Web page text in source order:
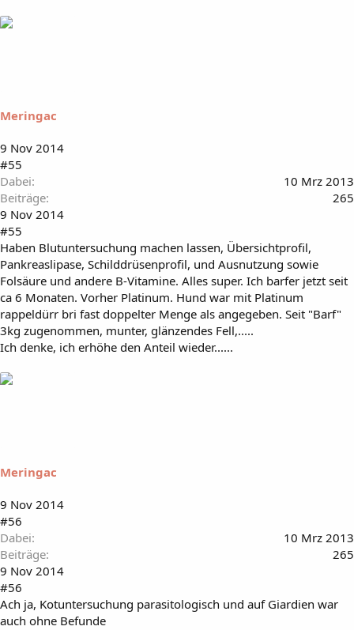
Meringac
9 Nov 2014
#55
Dabei
10 Mrz 2013
Beiträge
265
9 Nov 2014
#55
Haben Blutuntersuchung machen lassen, Übersichtprofil,
Pankreaslipase, Schilddrüsenprofil, und Ausnutzung sowie
Folsäure und andere B-Vitamine. Alles super. Ich barfer jetzt seit
ca 6 Monaten. Vorher Platinum. Hund war mit Platinum
rappeldürr bri fast doppelter Menge als angegeben. Seit "Barf"
3kg zugenommen, munter, glänzendes Fell,.....
Ich denke, ich erhöhe den Anteil wieder......
Meringac
9 Nov 2014
#56
Dabei
10 Mrz 2013
Beiträge
265
9 Nov 2014
#56
Ach ja, Kotuntersuchung parasitologisch und auf Giardien war
auch ohne Befunde